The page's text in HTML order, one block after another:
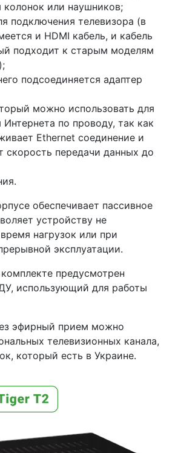
колонок или наушников;
подключения телевизора (в
и HDMI кабель, и кабель
подходит к старым моделям
подсоединяется адаптер
можно использовать для
по проводу, так как
Ethernet соединение и
скорость передачи данных до
обеспечивает пассивное
устройству не
нагрузок или при
эксплуатации.
предусмотрен
использующий для работы
эфирный прием можно
телевизионных канала,
который есть в Украине.